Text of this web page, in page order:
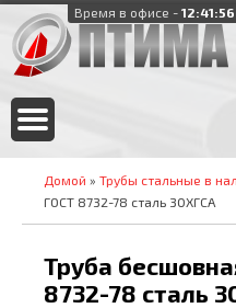
Время в офисе - 12:41:56
Домой » Трубы стальные в
ГОСТ 8732-78 сталь 30ХГСА
Труба
8732-78 сталь